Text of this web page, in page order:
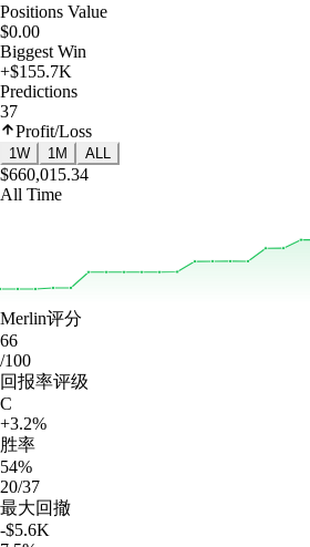
Positions Value
$0.00
Biggest Win
+$155.7K
Predictions
37
Profit/Loss
1W 1M ALL
$660,015.34
All Time
Merlin评分
66
/100
回报率评级
C
+3.2%
胜率
54%
20/37
最大回撤
-$5.6K